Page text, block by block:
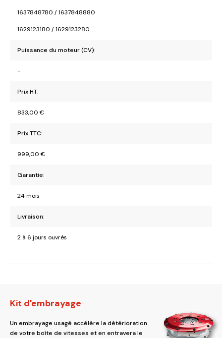
1637848780 / 1637848880
1629123180 / 1629123280
Puissance du moteur (CV):
-
Prix HT:
833,00 €
Prix TTC:
999,00 €
Garantie:
24 mois
Livraison:
2 à 6 jours ouvrés
Kit d'embrayage
Un embrayage usagé accélère la détérioration
de votre boîte de vitesses et en entravera le